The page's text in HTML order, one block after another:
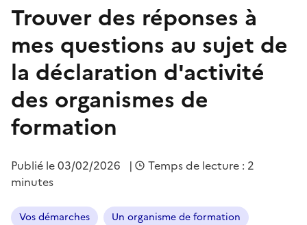
Trouver des réponses à
mes questions au sujet de
la déclaration d'activité
des organismes de
formation
Publié le03/02/2026 |
Temps de lecture : 2
minutes
Vos démarches Un organisme de formation